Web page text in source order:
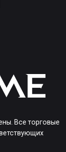
Все торговые